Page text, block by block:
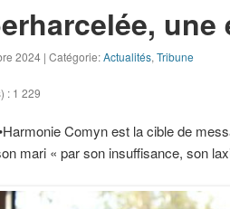
2024 | Catégorie:Actualités, Tribune
: 1 229
Comyn est la cible de
mari « par son insuffisance, son